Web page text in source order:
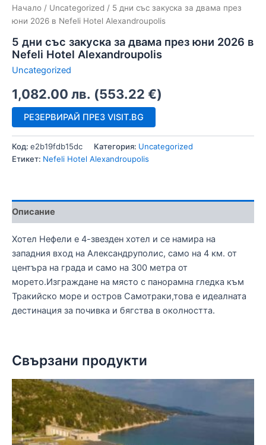
Начало / Uncategorized / 5 дни със закуска за двама през
юни 2026 в Nefeli Hotel Alexandroupolis
5 дни със закуска за двама през юни 2026 в
Nefeli Hotel Alexandroupolis
Uncategorized
1,082.00 лв. (553.22 €)
РЕЗЕРВИРАЙ ПРЕЗ VISIT.BG
Код: e2b19fdb15dc Категория: Uncategorized
Етикет: Nefeli Hotel Alexandroupolis
Описание
Хотел Нефели е 4-звезден хотел и се намира на
западния вход на Александруполис, само на 4 км. от
центъра на града и само на 300 метра от
морето.Изграждане на място с панорамна гледка към
Тракийско море и остров Самотраки,това е идеалната
дестинация за почивка и бягства в околността.
Свързани продукти